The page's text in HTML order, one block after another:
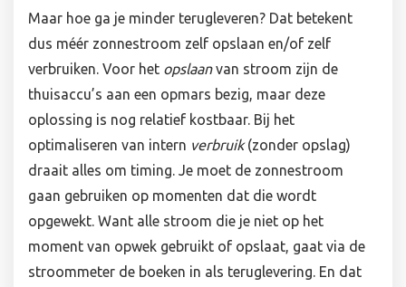
Maar hoe ga je minder terugleveren? Dat betekent
dus méér zonnestroom zelf opslaan en/of zelf
verbruiken. Voor het opslaanvan stroom zijn de
thuisaccu’s aan een opmars bezig, maar deze
oplossing is nog relatief kostbaar. Bij het
optimaliseren van intern verbruik(zonder opslag)
draait alles om timing. Je moet de zonnestroom
gaan gebruiken op momenten dat die wordt
opgewekt. Want alle stroom die je niet op het
moment van opwek gebruikt of opslaat, gaat via de
stroommeter de boeken in als teruglevering. En dat